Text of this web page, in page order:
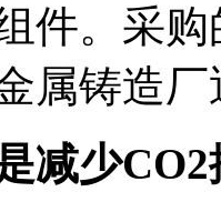
件。采
属铸造
减少CO2